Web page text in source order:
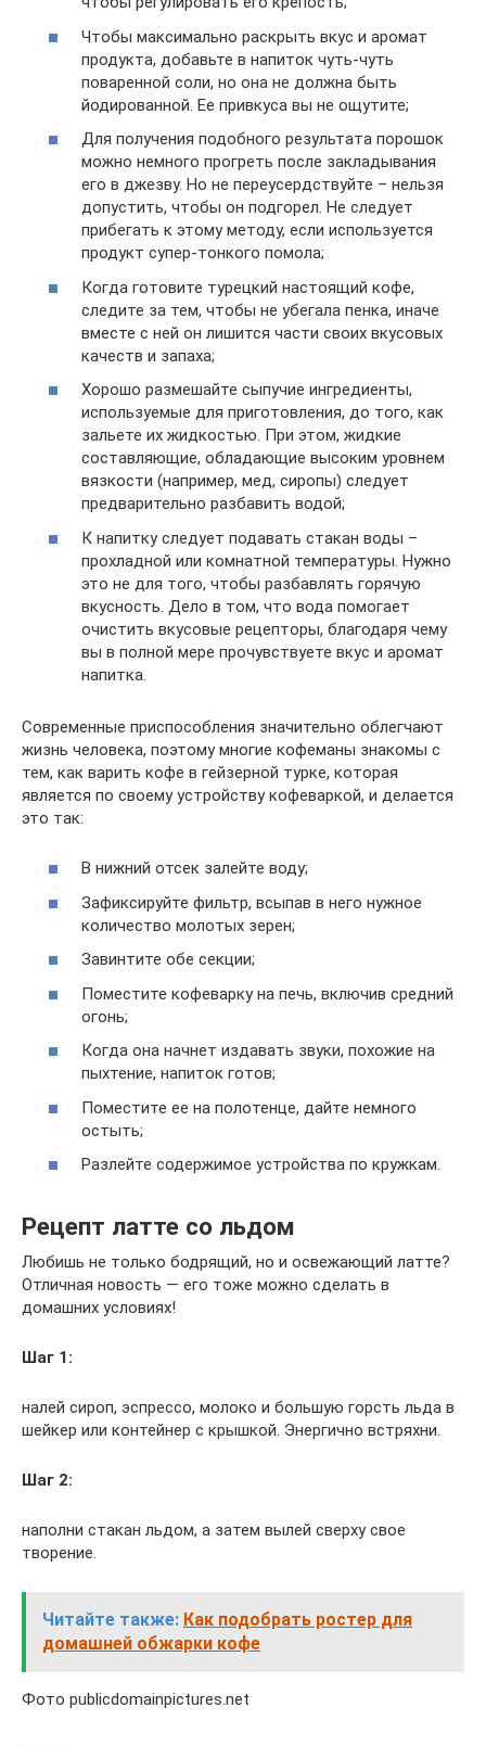
Чтобы максимально раскрыть вкус и аромат
продукта, добавьте в напиток чуть-чуть
поваренной соли, но она не должна быть
йодированной. Ее привкуса вы не ощутите;
Для получения подобного результата порошок
можно немного прогреть после закладывания
его в джезву. Но не переусердствуйте – нельзя
допустить, чтобы он подгорел. Не следует
прибегать к этому методу, если используется
продукт супер-тонкого помола;
Когда готовите турецкий настоящий кофе,
следите за тем, чтобы не убегала пенка, иначе
вместе с ней он лишится части своих вкусовых
качеств и запаха;
Хорошо размешайте сыпучие ингредиенты,
используемые для приготовления, до того, как
зальете их жидкостью. При этом, жидкие
составляющие, обладающие высоким уровнем
вязкости (например, мед, сиропы) следует
предварительно разбавить водой;
К напитку следует подавать стакан воды –
прохладной или комнатной температуры. Нужно
это не для того, чтобы разбавлять горячую
вкусность. Дело в том, что вода помогает
очистить вкусовые рецепторы, благодаря чему
вы в полной мере прочувствуете вкус и аромат
напитка.
Современные приспособления значительно облегчают
жизнь человека, поэтому многие кофеманы знакомы с
тем, как варить кофе в гейзерной турке, которая
является по своему устройству кофеваркой, и делается
это так:
В нижний отсек залейте воду;
Зафиксируйте фильтр, всыпав в него нужное
количество молотых зерен;
Завинтите обе секции;
Поместите кофеварку на печь, включив средний
огонь;
Когда она начнет издавать звуки, похожие на
пыхтение, напиток готов;
Поместите ее на полотенце, дайте немного
остыть;
Разлейте содержимое устройства по кружкам.
Рецепт латте со льдом
Любишь не только бодрящий, но и освежающий латте?
Отличная новость — его тоже можно сделать в
домашних условиях!
Шаг 1:
налей сироп, эспрессо, молоко и большую горсть льда в
шейкер или контейнер с крышкой. Энергично встряхни.
Шаг 2:
наполни стакан льдом, а затем вылей сверху свое
творение.
Читайте также: Как подобрать ростер для
домашней обжарки кофе
Фото publicdomainpictures.net